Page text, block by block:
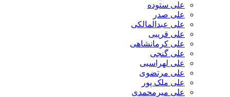
علی ستوده
علی صدر
علی عبدالمالکی
علی قریبی
علی کرمانشاهی
علی گنجی
علی لهراسبی
علی مرتضوی
علی ملک پور
علی میرمحمدی